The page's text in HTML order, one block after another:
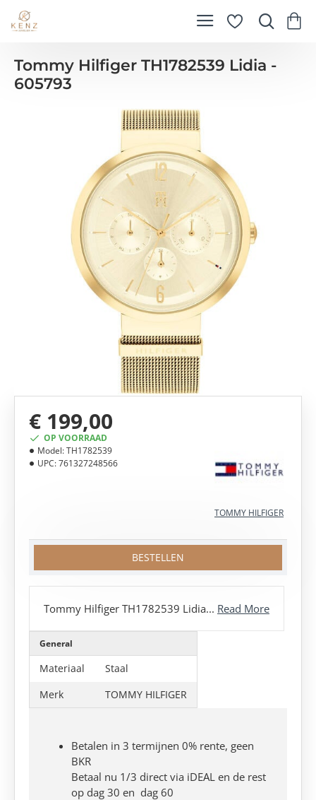
Tommy Hilfiger TH1782539 Lidia -
605793
OP VOORRAAD
Model:TH1782539
UPC:761327248566
TOMMY HILFIGER
€ 199,00
BESTELLEN
Tommy Hilfiger TH1782539 Lidia... Read More
General
Materiaal
Staal
Merk
TOMMY HILFIGER
Betalen in 3 termijnen 0% rente, geen
BKR
Betaal nu 1/3 direct via iDEAL en de rest
op dag 30 en dag 60